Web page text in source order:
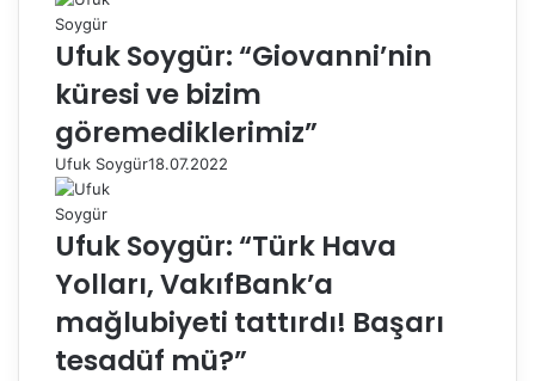
Ufuk Soygür: “Giovanni’nin
küresi ve bizim
göremediklerimiz”
Ufuk Soygür18.07.2022
Ufuk Soygür: “Türk Hava
Yolları, VakıfBank’a
mağlubiyeti tattırdı! Başarı
tesadüf mü?”